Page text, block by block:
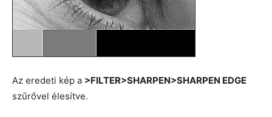
Az eredeti kép a >FILTER>SHARPEN>SHARPEN EDGE
szűrővel élesítve.